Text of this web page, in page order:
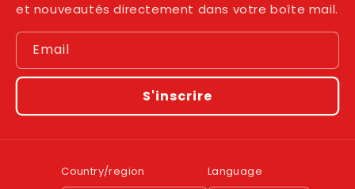
et nouveautés directement dans votre boîte mail.
Email
S'inscrire
Country/region Language